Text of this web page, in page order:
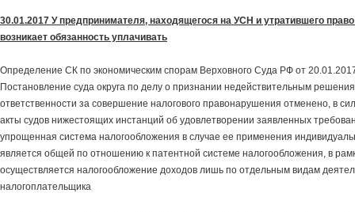
30.01.2017 У предпринимателя, находящегося на УСН и утратившего
возникает обязанность уплачивать
Определение СК по экономическим спорам Верховного Суда РФ от
Постановление суда округа по делу о признании недействительным
ответственности за совершение налогового правонарушения отменено, в
акты судов нижестоящих инстанций об удовлетворении заявленных
упрощенная система налогообложения в случае ее применения
является общей по отношению к патентной системе налогообложения, в
осуществляется налогообложение доходов лишь по отдельным видам
налогоплательщика